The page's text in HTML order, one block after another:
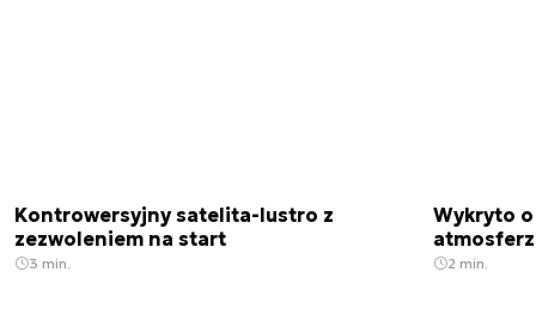
Kontrowersyjny satelita-lustro z
zezwoleniem na start
3 min.
Wykryto
2 min.